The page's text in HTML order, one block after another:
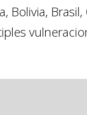
Bolivia,